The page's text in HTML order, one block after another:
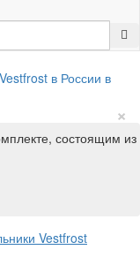
×
состоящим
Vestfrost